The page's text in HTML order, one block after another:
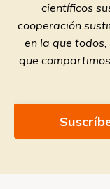
científicos
cooperación
en la que
que